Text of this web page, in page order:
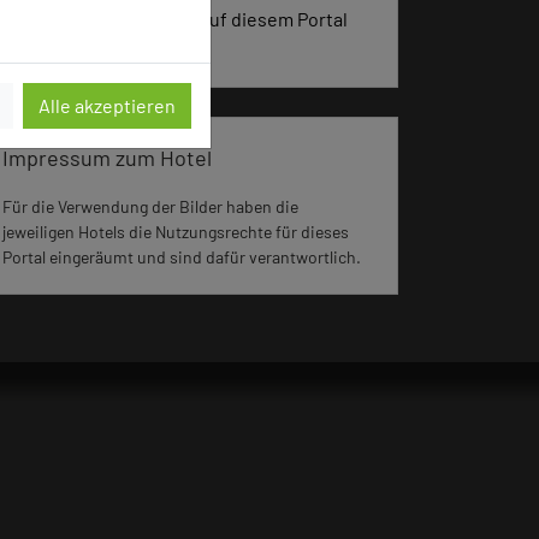
Alle akzeptieren
vergangenen 30 Tagen auf diesem Portal
Impressum zum Hotel
Für die Verwendung der Bilder haben die
jeweiligen Hotels die Nutzungsrechte für dieses
Portal eingeräumt und sind dafür verantwortlich.